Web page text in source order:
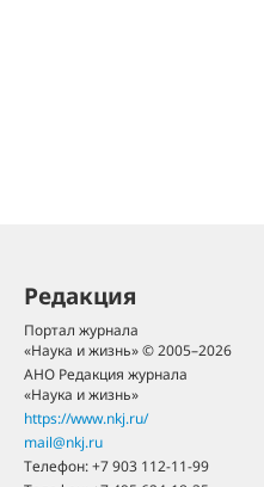
Редакция
Портал журнала
«Наука и жизнь» © 2005–2026
АНО Редакция журнала
«Наука и жизнь»
https://www.nkj.ru/
mail@nkj.ru
Телефон:+7 903 112-11-99